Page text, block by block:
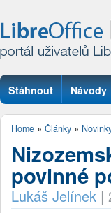
Stáhnout Návody
Otázky
Home » Články »
povinné
Lukáš Jelínek |